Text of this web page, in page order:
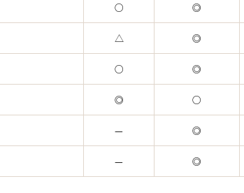
○ ◎
△ ◎
○ ◎
◎ ○
— ◎
— ◎